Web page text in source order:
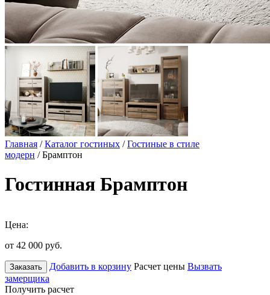
Главная /Каталог гостиных /Гостиные в стиле
модерн / Брамптон
Гостинная Брамптон
Цена:
от 42 000 руб.
Заказать Добавить в корзину Расчет цены Вызвать
замерщика
Получить расчет